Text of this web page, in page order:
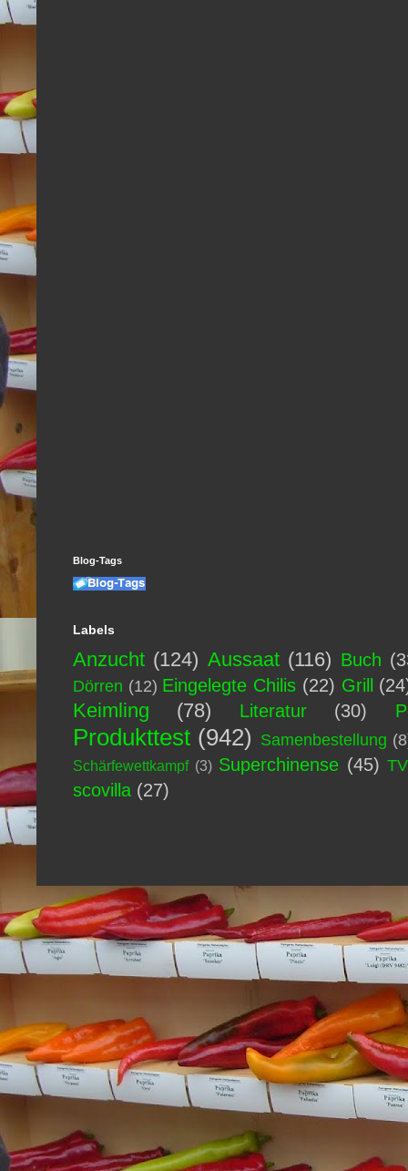
Blog-Tags
Labels
Anzucht (124) Aussaat (116) Buch
Dörren (12) Eingelegte Chilis (22) Grill
Keimling (78) Literatur (30)
Produkttest (942) Samenbestellung
Schärfewettkampf (3) Superchinense (45) TV
scovilla (27)